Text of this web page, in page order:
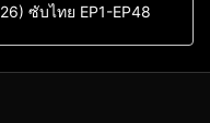
จีนซับไทย
ซับไทย EP1-EP48